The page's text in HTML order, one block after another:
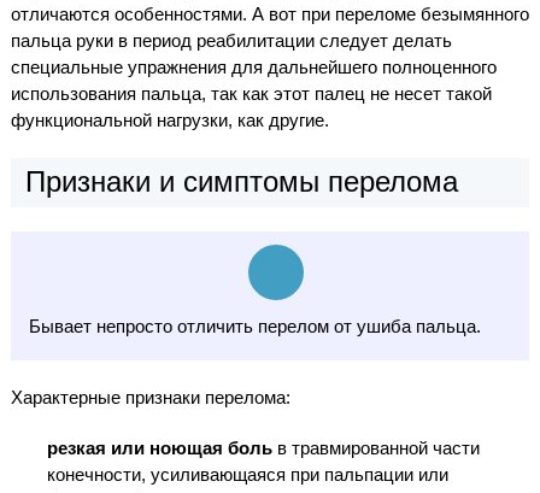
отличаются особенностями. А вот при переломе безымянного
пальца руки в период реабилитации следует делать
специальные упражнения для дальнейшего полноценного
использования пальца, так как этот палец не несет такой
функциональной нагрузки, как другие.
Признаки и симптомы перелома
Бывает непросто отличить перелом от ушиба пальца.
Характерные признаки перелома:
резкая или ноющая больв травмированной части
конечности, усиливающаяся при пальпации или